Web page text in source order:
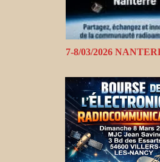
7-8/03/2026